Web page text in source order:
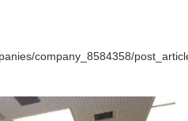
company_8584358/